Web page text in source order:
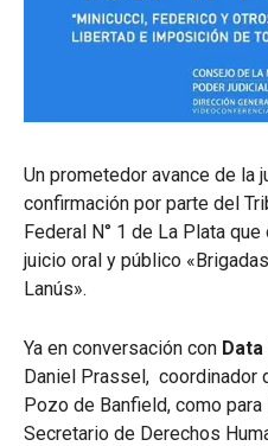
Un prometedor avance de la
confirmación por parte del
Federal N° 1 de La Plata
juicio oral y público
Lanús».
Ya en conversación con
Daniel Prassel, coordinador
Pozo de Banfield, como para
Secretario de Derechos